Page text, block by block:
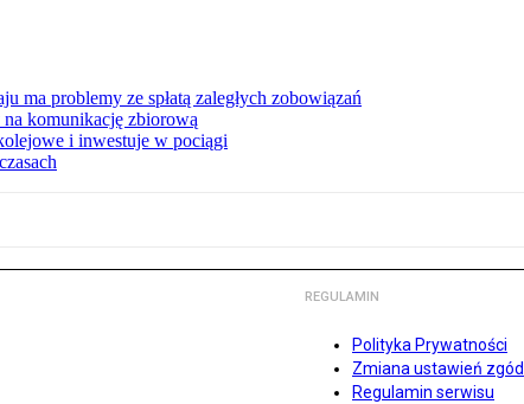
ma problemy ze spłatą zaległych zobowiązań
komunikację zbiorową
i inwestuje w pociągi
REGULAMIN
Polityka Prywatności
Zmiana ustawień zgód
Regulamin serwisu